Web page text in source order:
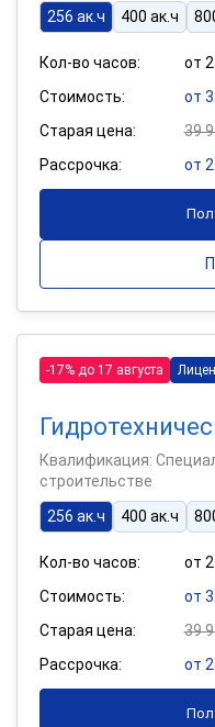
256 ак.ч
400 ак.ч
Кол-во часов:
от
Стоимость:
от
Старая цена:
39
Рассрочка:
от
-17% до 17 августа
Квалификация:
строительстве
256 ак.ч
400 ак.ч
Кол-во часов:
от
Стоимость:
от
Старая цена:
39
Рассрочка:
от